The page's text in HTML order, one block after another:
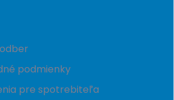
podmienky
pre spotrebiteľa